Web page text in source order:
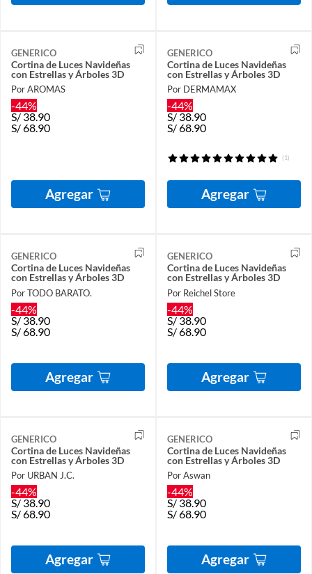
GENERICO
Cortina de Luces Navideñas
con Estrellas y Árboles 3D
Por AROMAS
-44%
S/ 38.90
S/68.90
Agregar
GENERICO
Cortina de Luces Navideñas
con Estrellas y Árboles 3D
Por DERMAMAX
-44%
S/ 38.90
S/68.90
(1)
Agregar
GENERICO
Cortina de Luces Navideñas
con Estrellas y Árboles 3D
Por TODO BARATO.
-44%
S/38.90
S/68.90
Agregar
GENERICO
Cortina de Luces Navideñas
con Estrellas y Árboles 3D
Por Reichel Store
-44%
S/38.90
S/68.90
Agregar
GENERICO
Cortina de Luces Navideñas
con Estrellas y Árboles 3D
Por URBAN J.C.
-44%
S/38.90
S/68.90
Agregar
GENERICO
Cortina de Luces Navideñas
con Estrellas y Árboles 3D
Por Aswan
-44%
S/38.90
S/68.90
Agregar